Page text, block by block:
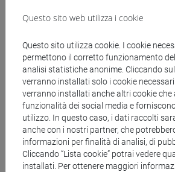
Genera calendario
Genera calendario
Copia questo URL per importare gli
Calendar:
https://www.unive.it/data/ajax/
cache=-1&afid=611511
Questo sito web utilizza i cookie
Questo sito utilizza cookie. I cookie
permettono il corretto funzionamento
analisi statistiche anonime. Cliccando
verranno installati solo i cookie
verranno installati anche altri cookie che
funzionalità dei social media e
utilizzo. In questo caso, i dati raccolti
anche con i nostri partner, che
informazioni per finalità di analisi, di
Cliccando “Lista cookie” potrai vedere
installati. Per ottenere maggiori